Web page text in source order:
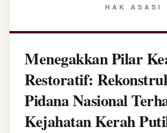
HAK ASASI
Menegakkan Pilar
Restoratif:
Pidana Nasional
Kejahatan Kerah